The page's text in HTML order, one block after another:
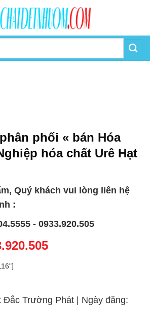
phối « bán Hóa
hóa chất Urê Hạt
Quý khách vui lòng liên hệ
:
- 0933.920.505
Đắc Trường Phát | Ngày đăng: